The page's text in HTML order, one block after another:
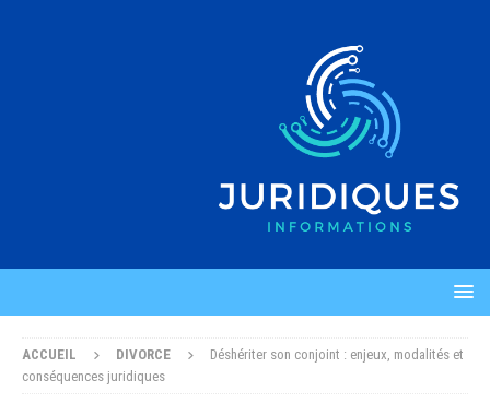
ACCUEIL DIVORCE
Déshériter son conjoint : enjeux, modalités et
conséquences juridiques